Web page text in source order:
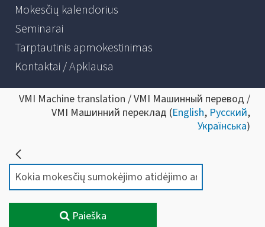
Mokesčių kalendorius
Seminarai
Tarptautinis apmokestinimas
Kontaktai / Apklausa
VMI Machine translation / VMI Машинный перевод /
VMI Машинний переклад (English, Русский,
Українська)
Paieška